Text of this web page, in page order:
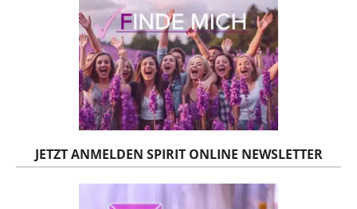
JETZT ANMELDEN SPIRIT ONLINE NEWSLETTER